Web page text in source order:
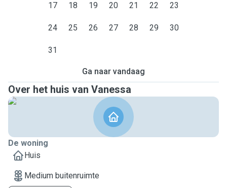
17 18 19 20 21 22 23
24 25 26 27 28 29 30
31
Ga naar vandaag
Over het huis van Vanessa
De woning
Huis
Medium buitenruimte